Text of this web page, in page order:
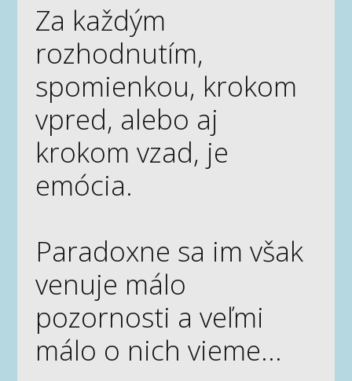
Za každým
rozhodnutím,
spomienkou, krokom
vpred, alebo aj
krokom vzad, je
emócia.
Paradoxne sa im však
venuje málo
pozornosti a veľmi
málo o nich vieme...